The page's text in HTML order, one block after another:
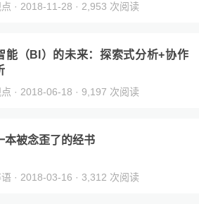
· 2018-11-28 · 2,953 次阅读
能（BI）的未来：探索式分析+协作
· 2018-06-18 · 9,197 次阅读
本被念歪了的经书
· 2018-03-16 · 3,312 次阅读